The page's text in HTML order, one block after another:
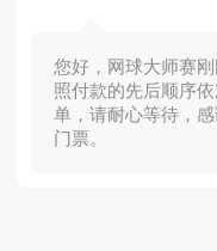
您好，网球大师赛
照付款的先后顺序
单，请耐心等待，
门票。